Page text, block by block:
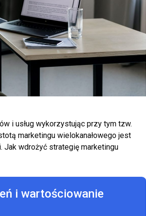
i usług wykorzystując przy tym tzw.
marketingu wielokanałowego jest
Jak wdrożyć strategię marketingu
i wartościowanie